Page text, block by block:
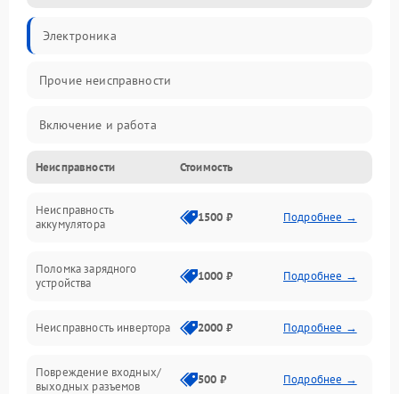
Электроника
Прочие неисправности
Включение и работа
Работа с нагрузкой
Звук и индикация
Неисправности Стоимость
Неисправность
аккумулятора
1500 ₽ Подробнее →
Поломка зарядного
устройства
1000 ₽ Подробнее →
Неисправность инвертора 2000 ₽ Подробнее →
Повреждение входных/
выходных разъемов
500 ₽ Подробнее →